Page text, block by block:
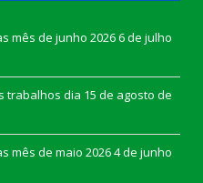
mês de junho 20266 de julho
trabalhos dia 15 de agosto de
mês de maio 20264 de junho